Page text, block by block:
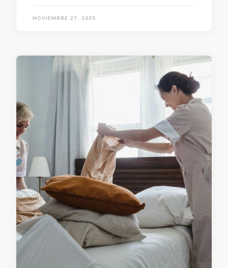
NOVIEMBRE 27, 2025